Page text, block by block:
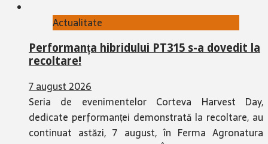
Actualitate
Performanța hibridului PT315 s-a dovedit la
recoltare!
7 august 2026
Seria de evenimentelor Corteva Harvest Day,
dedicate performanței demonstrată la recoltare, au
continuat astăzi, 7 august, în Ferma Agronatura